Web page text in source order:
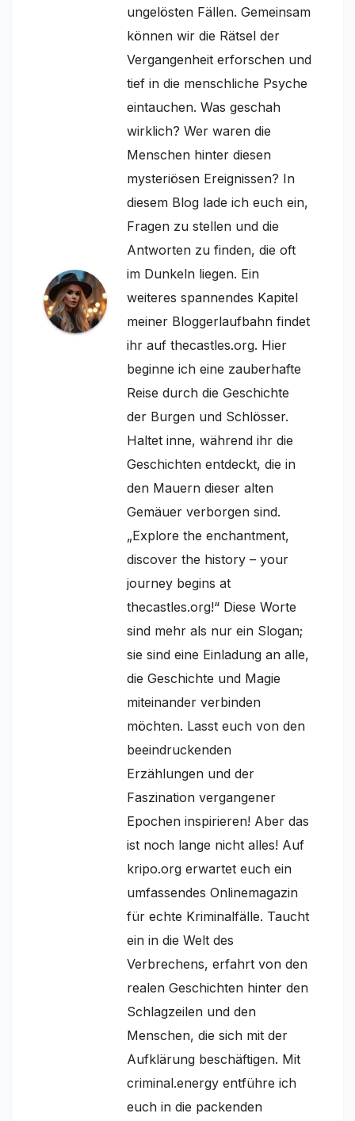
ungelösten Fällen. Gemeinsam
können wir die Rätsel der
Vergangenheit erforschen und
tief in die menschliche Psyche
eintauchen. Was geschah
wirklich? Wer waren die
Menschen hinter diesen
mysteriösen Ereignissen? In
diesem Blog lade ich euch ein,
Fragen zu stellen und die
Antworten zu finden, die oft
im Dunkeln liegen. Ein
weiteres spannendes Kapitel
meiner Bloggerlaufbahn findet
ihr auf thecastles.org. Hier
beginne ich eine zauberhafte
Reise durch die Geschichte
der Burgen und Schlösser.
Haltet inne, während ihr die
Geschichten entdeckt, die in
den Mauern dieser alten
Gemäuer verborgen sind.
„Explore the enchantment,
discover the history – your
journey begins at
thecastles.org!“ Diese Worte
sind mehr als nur ein Slogan;
sie sind eine Einladung an alle,
die Geschichte und Magie
miteinander verbinden
möchten. Lasst euch von den
beeindruckenden
Erzählungen und der
Faszination vergangener
Epochen inspirieren! Aber das
ist noch lange nicht alles! Auf
kripo.org erwartet euch ein
umfassendes Onlinemagazin
für echte Kriminalfälle. Taucht
ein in die Welt des
Verbrechens, erfahrt von den
realen Geschichten hinter den
Schlagzeilen und den
Menschen, die sich mit der
Aufklärung beschäftigen. Mit
criminal.energy entführe ich
euch in die packenden